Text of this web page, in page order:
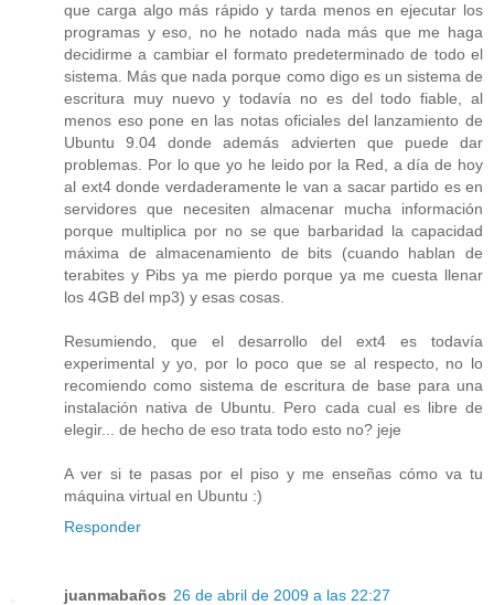
que carga algo más rápido y tarda menos en ejecutar los
programas y eso, no he notado nada más que me haga
decidirme a cambiar el formato predeterminado de todo el
sistema. Más que nada porque como digo es un sistema de
escritura muy nuevo y todavía no es del todo fiable, al
menos eso pone en las notas oficiales del lanzamiento de
Ubuntu 9.04 donde además advierten que puede dar
problemas. Por lo que yo he leido por la Red, a día de hoy
al ext4 donde verdaderamente le van a sacar partido es en
servidores que necesiten almacenar mucha información
porque multiplica por no se que barbaridad la capacidad
máxima de almacenamiento de bits (cuando hablan de
terabites y Pibs ya me pierdo porque ya me cuesta llenar
los 4GB del mp3) y esas cosas.
Resumiendo, que el desarrollo del ext4 es todavía
experimental y yo, por lo poco que se al respecto, no lo
recomiendo como sistema de escritura de base para una
instalación nativa de Ubuntu. Pero cada cual es libre de
elegir... de hecho de eso trata todo esto no? jeje
A ver si te pasas por el piso y me enseñas cómo va tu
máquina virtual en Ubuntu :)
Responder
juanmabaños 26 de abril de 2009 a las 22:27